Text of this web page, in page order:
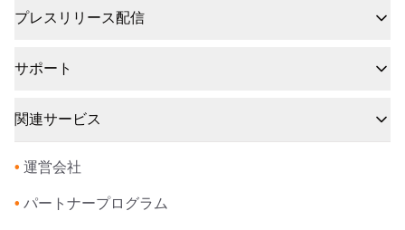
プレスリリース配信
サポート
関連サービス
• 運営会社
• パートナープログラム